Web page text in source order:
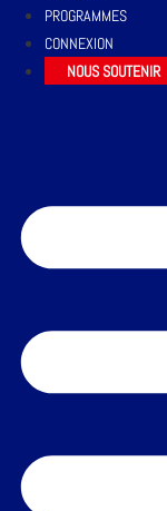
PROGRAMMES
CONNEXION
NOUS SOUTENIR